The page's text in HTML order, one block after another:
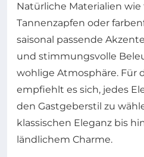
Natürliche Materialien
Tannenzapfen oder
saisonal passende
und stimmungsvolle
wohlige Atmosphäre. Für
empfiehlt es sich, jedes
den Gastgeberstil zu
klassischen Eleganz bis
ländlichem Charme.